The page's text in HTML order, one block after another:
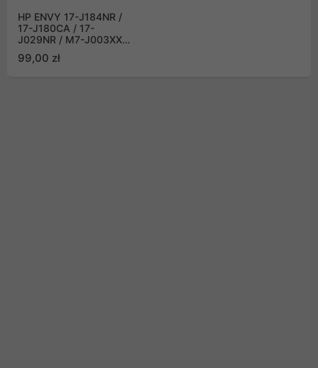
HP ENVY 17-J184NR /
17-J180CA / 17-
J029NR / M7-J003XX
99,00 zł